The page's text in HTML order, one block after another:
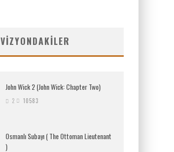
VIZYONDAKILER
John Wick 2 (John Wick: Chapter Two)
2 10583
Osmanlı Subayı ( The Ottoman Lieutenant
)